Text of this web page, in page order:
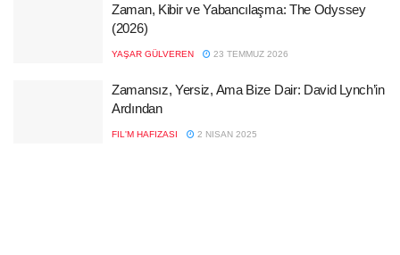
Zaman, Kibir ve Yabancılaşma: The Odyssey
(2026)
YAŞAR GÜLVEREN 23 TEMMUZ 2026
Zamansız, Yersiz, Ama Bize Dair: David Lynch’in
Ardından
FIL'M HAFIZASI 2 NISAN 2025